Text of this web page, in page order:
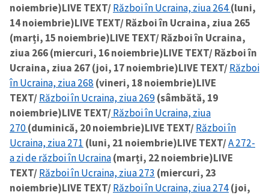
noiembrie)LIVE TEXT/Război în Ucraina, ziua 264(luni,
14 noiembrie)LIVE TEXT/ Război în Ucraina, ziua 265
(marți, 15 noiembrie)LIVE TEXT/ Război în Ucraina,
ziua 266 (miercuri, 16 noiembrie)LIVE TEXT/ Război în
Ucraina, ziua 267 (joi, 17 noiembrie)LIVE TEXT/Război
în Ucraina, ziua 268 (vineri, 18 noiembrie)LIVE
TEXT/Război în Ucraina, ziua 269(sâmbătă, 19
noiembrie)LIVE TEXT/Război în Ucraina, ziua
270(duminică, 20 noiembrie)LIVE TEXT/Război în
Ucraina, ziua 271 (luni, 21 noiembrie)LIVE TEXT/A 272-
a zi de război în Ucraina(marți, 22 noiembrie)LIVE
TEXT/Război în Ucraina, ziua 273 (miercuri, 23
noiembrie)LIVE TEXT/Război în Ucraina, ziua 274(joi,